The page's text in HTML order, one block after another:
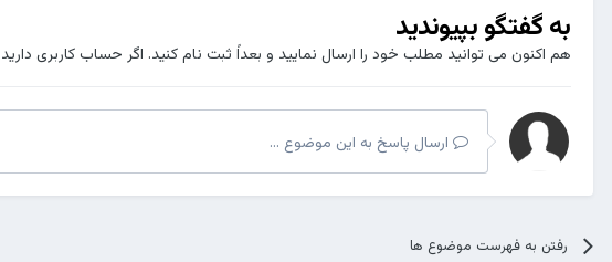
به گفتگو بپیوندید
هم اکنون می توانید مطلب خود را ارسال نمایید و بعداً ثبت نام کنید. اگر حساب کاربری
ارسال پاسخ به این موضوع ...
رفتن به فهرست موضوع ها